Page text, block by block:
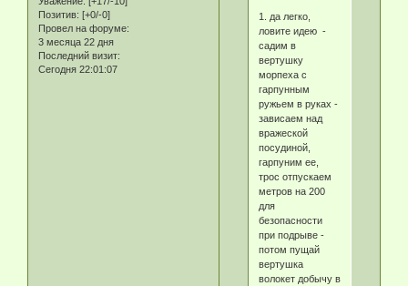
Позитив: [+0/-0]
Провел на форуме:
3 месяца 22 дня
Последний визит:
Сегодня 22:01:07
1. да легко,
ловите идею -
садим в
вертушку
морпеха с
гарпунным
ружьем в руках -
зависаем над
вражеской
посудиной,
гарпуним ее,
трос отпускаем
метров на 200
для
безопасности
при подрыве -
потом пущай
вертушка
волокет добычу в